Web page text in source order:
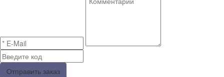
Отправить заказ